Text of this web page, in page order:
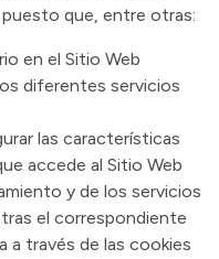
que, entre otras:
en el Sitio Web
diferentes servicios
las características
accede al Sitio Web
y de los servicios
el correspondiente
a través de las cookies